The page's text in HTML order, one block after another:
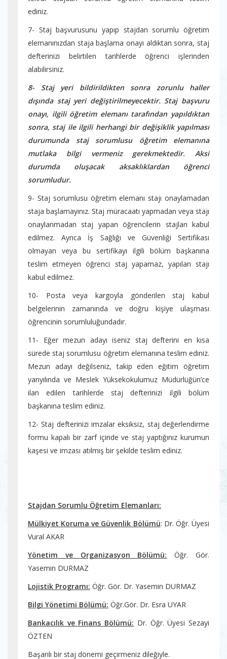
ediniz.
7- Staj başvurusunu yapıp stajdan sorumlu öğretim
elemanınızdan staja başlama onayı aldıktan sonra, staj
defterinizi belirtilen tarihlerde öğrenci işlerinden
alabilirsiniz.
8- Staj yeri bildirildikten sonra zorunlu haller
dışında staj yeri değiştirilmeyecektir. Staj başvuru
onayı, ilgili öğretim elemanı tarafından yapıldıktan
sonra, staj ile ilgili herhangi bir değişiklik yapılması
durumunda staj sorumlusu öğretim elemanına
mutlaka bilgi vermeniz gerekmektedir. Aksi
durumda oluşacak aksaklıklardan öğrenci
sorumludur.
9- Staj sorumlusu öğretim elemanı stajı onaylamadan
staja başlamayınız. Staj müracaatı yapmadan veya stajı
onaylanmadan staj yapan öğrencilerin stajları kabul
edilmez. Ayrıca İş Sağlığı ve Güvenliği Sertifikası
olmayan veya bu sertifikayı ilgili bölüm başkanına
teslim etmeyen öğrenci staj yapamaz, yapılan stajı
kabul edilmez.
10- Posta veya kargoyla gönderilen staj kabul
belgelerinin zamanında ve doğru kişiye ulaşması
öğrencinin sorumluluğundadır.
11- Eğer mezun adayı iseniz staj defterini en kısa
sürede staj sorumlusu öğretim elemanına teslim ediniz.
Mezun adayı değilseniz, takip eden eğitim öğretim
yarıyılında ve Meslek Yüksekokulumuz Müdürlüğün’ce
ilan edilen tarihlerde staj defterinizi ilgili bölüm
başkanına teslim ediniz.
12- Staj defterinizi imzalar eksiksiz, staj değerlendirme
formu kapalı bir zarf içinde ve staj yaptığınız kurumun
kaşesi ve imzası atılmış bir şekilde teslim ediniz.
Stajdan Sorumlu Öğretim Elemanları:
Mülkiyet Koruma ve Güvenlik Bölümü: Dr. Öğr. Üyesi
Vural AKAR
Yönetim ve Organizasyon Bölümü: Öğr. Gör.
Yasemin DURMAZ
Lojistik Programı: Öğr. Gör. Dr. Yasemin DURMAZ
Bilgi Yönetimi Bölümü: Öğr.Gör. Dr. Esra UYAR
Bankacılık ve Finans Bölümü: Dr. Öğr. Üyesi Sezayi
ÖZTEN
Başarılı bir staj dönemi geçirmeniz dileğiyle.